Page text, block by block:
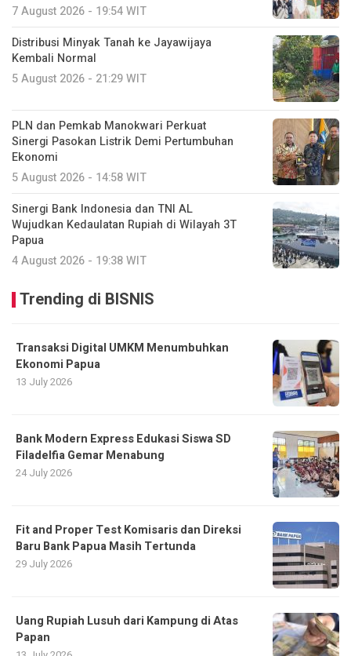
7 August 2026 - 19:54 WIT
Distribusi Minyak Tanah ke Jayawijaya
Kembali Normal
5 August 2026 - 21:29 WIT
PLN dan Pemkab Manokwari Perkuat
Sinergi Pasokan Listrik Demi Pertumbuhan
Ekonomi
5 August 2026 - 14:58 WIT
Sinergi Bank Indonesia dan TNI AL
Wujudkan Kedaulatan Rupiah di Wilayah 3T
Papua
4 August 2026 - 19:38 WIT
Trending di BISNIS
Transaksi Digital UMKM Menumbuhkan
Ekonomi Papua
13 July 2026
Bank Modern Express Edukasi Siswa SD
Filadelfia Gemar Menabung
24 July 2026
Fit and Proper Test Komisaris dan Direksi
Baru Bank Papua Masih Tertunda
29 July 2026
Uang Rupiah Lusuh dari Kampung di Atas
Papan